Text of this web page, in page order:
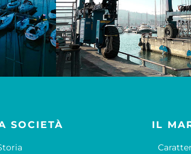
SOCIETÀ IL